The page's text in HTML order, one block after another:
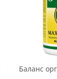
Баланс